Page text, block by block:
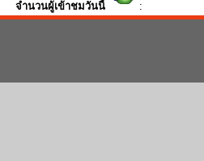
จำนวนผู้เข้าชมวันนี้ :